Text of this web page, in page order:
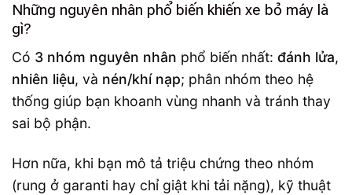
Những nguyên nhân phổ biến khiến xe bỏ máy là
gì?
Có 3 nhóm nguyên nhân phổ biến nhất: đánh lửa,
nhiên liệu, và nén/khí nạp; phân nhóm theo hệ
thống giúp bạn khoanh vùng nhanh và tránh thay
sai bộ phận.
Hơn nữa, khi bạn mô tả triệu chứng theo nhóm
(rung ở garanti hay chỉ giật khi tải nặng), kỹ thuật